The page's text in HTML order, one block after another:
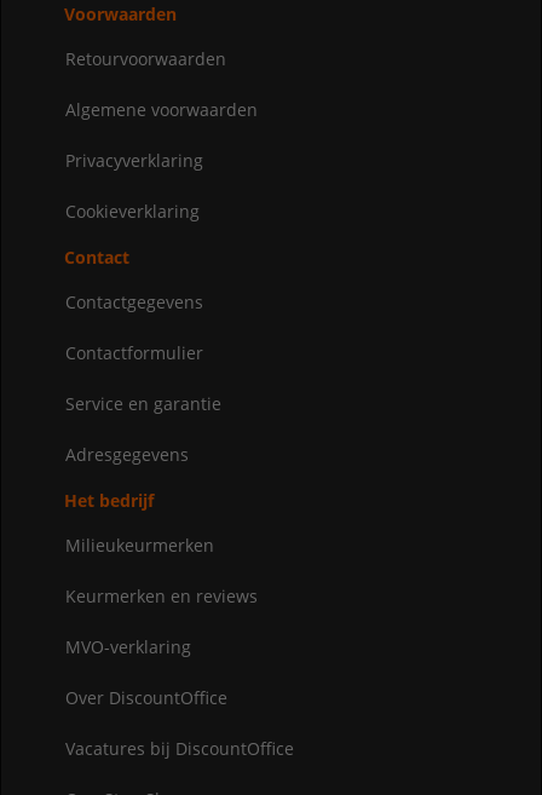
Voorwaarden
Retourvoorwaarden
Algemene voorwaarden
Privacyverklaring
Cookieverklaring
Contact
Contactgegevens
Contactformulier
Service en garantie
Adresgegevens
Het bedrijf
Milieukeurmerken
Keurmerken en reviews
MVO-verklaring
Over DiscountOffice
Vacatures bij DiscountOffice